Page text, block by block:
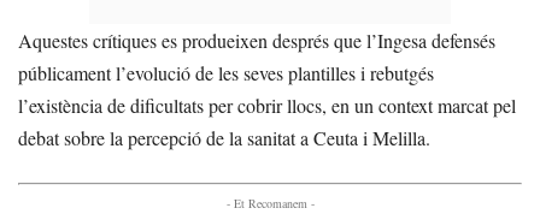
Aquestes crítiques es produeixen després que l’Ingesa defensés
públicament l’evolució de les seves plantilles i rebutgés
l’existència de dificultats per cobrir llocs, en un context marcat pel
debat sobre la percepció de la sanitat a Ceuta i Melilla.
- Et Recomanem -